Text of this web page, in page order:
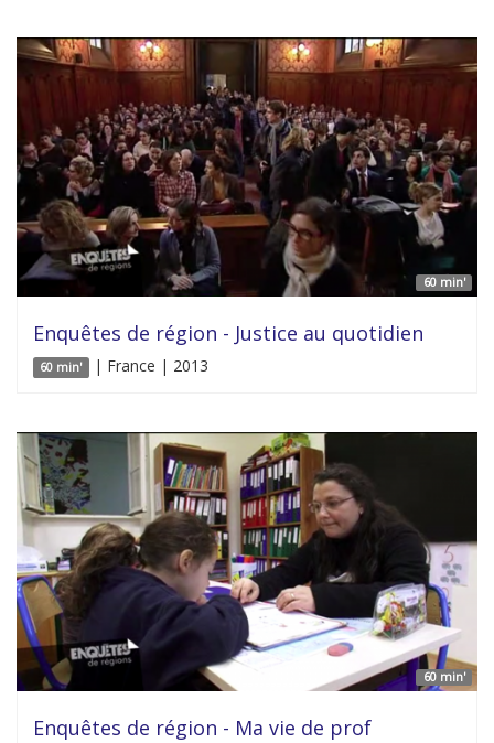
60 min'
Enquêtes de région - Justice au quotidien
60 min' | France | 2013
60 min'
Enquêtes de région - Ma vie de prof